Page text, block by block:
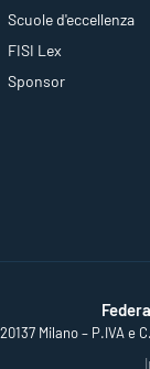
Scuole d'eccellenza
FISI Lex
Sponsor
Milano – P.IVA e